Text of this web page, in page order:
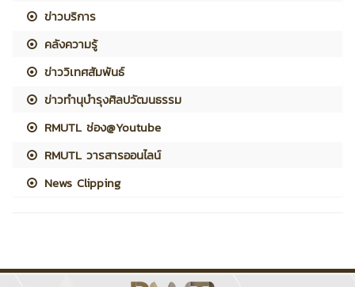
ข่าวบริการ
คลังความรู้
ข่าววิเทศสัมพันธ์
ข่าวทำนุบำรุงศิลปวัฒนธรรม
RMUTL ช่อง@Youtube
RMUTL วารสารออนไลน์
News Clipping